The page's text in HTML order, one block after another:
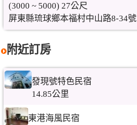
(3000 ~ 5000) 27公尺
屏東縣琉球鄉本福村中山路8-34號
附近訂房
發現號特色民宿
14.85公里
東港海風民宿